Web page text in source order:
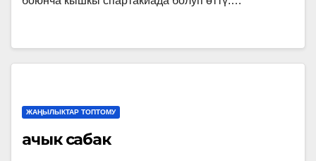
ЖАҢЫЛЫКТАР ТОПТОМУ
ачык сабак